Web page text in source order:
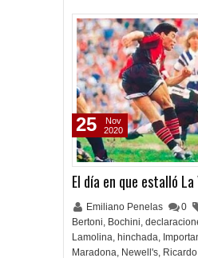
El día en que estalló La
Emiliano Penelas 0
Bertoni, Bochini,
Lamolina, hinchada,
Maradona, Newell's,
25
Nov
2020